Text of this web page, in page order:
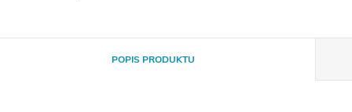
POPIS PRODUKTU